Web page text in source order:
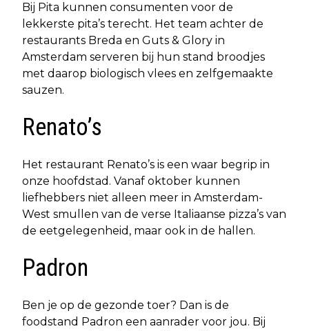
Bij Pita kunnen consumenten voor de
lekkerste pita’s terecht. Het team achter de
restaurants Breda en Guts & Glory in
Amsterdam serveren bij hun stand broodjes
met daarop biologisch vlees en zelfgemaakte
sauzen.
Renato’s
Het restaurant Renato’s is een waar begrip in
onze hoofdstad. Vanaf oktober kunnen
liefhebbers niet alleen meer in Amsterdam-
West smullen van de verse Italiaanse pizza’s van
de eetgelegenheid, maar ook in de hallen.
Padron
Ben je op de gezonde toer? Dan is de
foodstand Padron een aanrader voor jou. Bij